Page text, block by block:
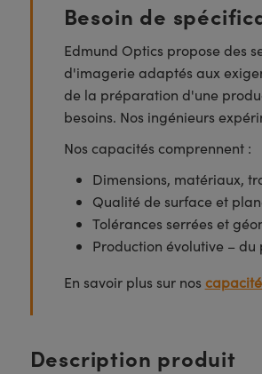
Besoin de
Edmund Optics propose des
d'imagerie adaptés aux
de la préparation d'une
besoins. Nos ingénieurs
Nos capacités comprennent :
Dimensions, matériaux,
Qualité de surface et
Tolérances serrées et
Production évolutive –
En savoir plus sur nos
Description produit